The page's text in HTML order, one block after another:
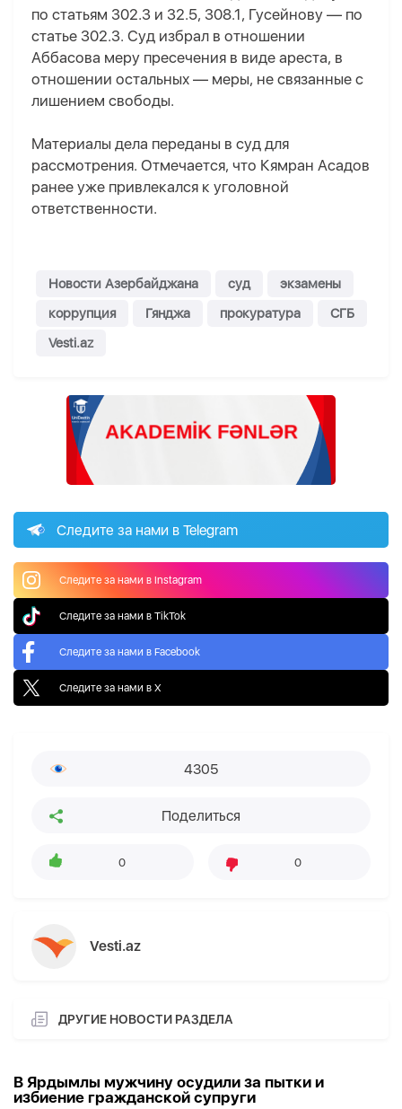
по статьям 302.3 и 32.5, 308.1, Гусейнову — по
статье 302.3. Суд избрал в отношении
Аббасова меру пресечения в виде ареста, в
отношении остальных — меры, не связанные с
лишением свободы.
Материалы дела переданы в суд для
рассмотрения. Отмечается, что Кямран Асадов
ранее уже привлекался к уголовной
ответственности.
Новости Азербайджана суд
экзамены
коррупция
Гянджа прокуратура
СГБ
Vesti.az
Следите за нами в Telegram
Следите за нами в Instagram
Следите за нами в TikTok
Следите за нами в Facebook
Следите за нами в X
4305
Поделиться
0 0
Vesti.az
ДРУГИЕ НОВОСТИ РАЗДЕЛА
В Ярдымлы мужчину осудили за пытки и
избиение гражданской супруги